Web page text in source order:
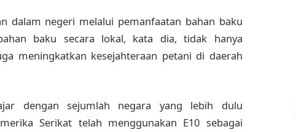
dalam negeri melalui pemanfaatan bahan baku
baku secara lokal, kata dia, tidak hanya
meningkatkan kesejahteraan petani di daerah
dengan sejumlah negara yang lebih dulu
Serikat telah menggunakan E10 sebagai